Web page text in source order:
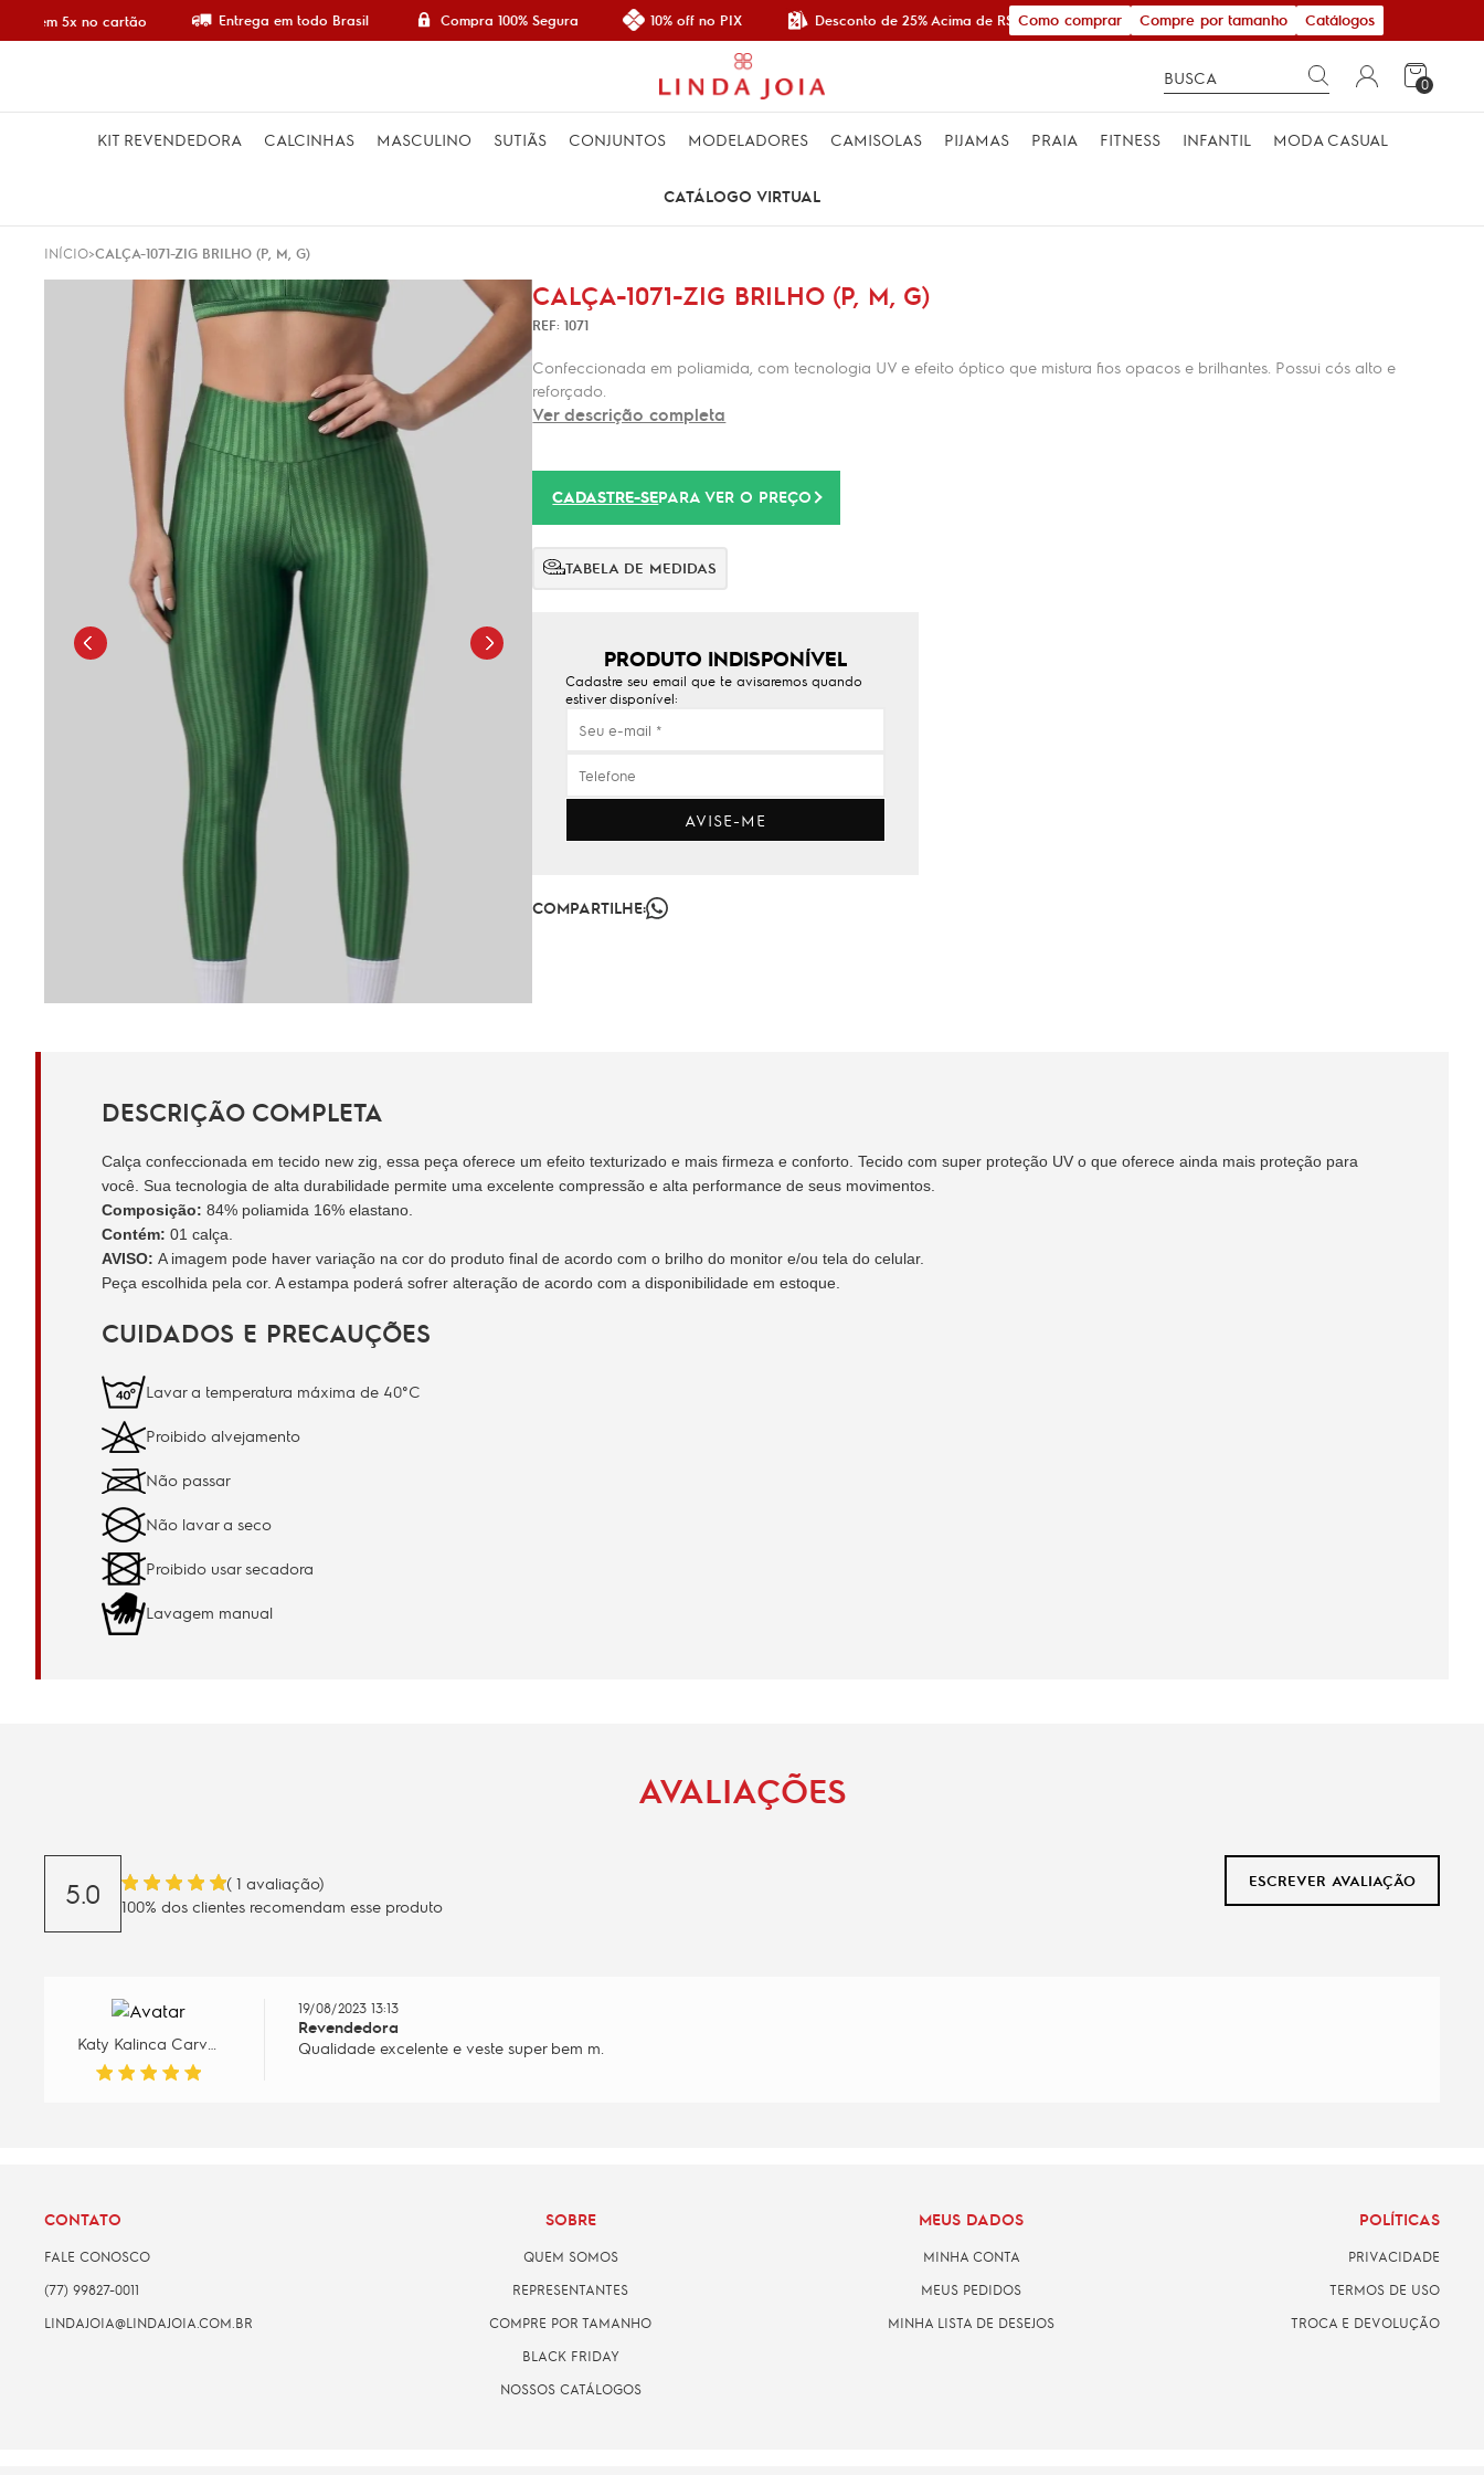
em 5x no cartão Entrega em todo Brasil Compra 100% Segura 10% off no PIX Desconto de 25% Acima de R$ 600,00Como comprar Compre por tamanho Catálogos
0
KIT REVENDEDORA CALCINHAS MASCULINO SUTIÃS CONJUNTOS MODELADORES CAMISOLAS PIJAMAS PRAIA FITNESS INFANTIL MODA CASUAL
CATÁLOGO VIRTUAL
INÍCIO CALÇA-1071-ZIG BRILHO (P, M, G)
CALÇA-1071-ZIG BRILHO (P, M, G)
REF: 1071
Confeccionada em poliamida, com tecnologia UV e efeito óptico que mistura fios opacos e brilhantes. Possui cós alto e
reforçado.
Ver descrição completa
CADASTRE-SEPARA VER O PREÇO
TABELA DE MEDIDAS
PRODUTO INDISPONÍVEL
Cadastre seu email que te avisaremos quando
estiver disponível:
AVISE-ME
COMPARTILHE:
DESCRIÇÃO COMPLETA
Calça confeccionada em tecido new zig, essa peça oferece um efeito texturizado e mais firmeza e conforto. Tecido com super proteção UV o que oferece ainda mais proteção para
você. Sua tecnologia de alta durabilidade permite uma excelente compressão e alta performance de seus movimentos.
Composição: 84% poliamida 16% elastano.
Contém: 01 calça.
AVISO: A imagem pode haver variação na cor do produto final de acordo com o brilho do monitor e/ou tela do celular.
Peça escolhida pela cor. A estampa poderá sofrer alteração de acordo com a disponibilidade em estoque.
CUIDADOS E PRECAUÇÕES
Lavar a temperatura máxima de 40°C
Proibido alvejamento
Não passar
Não lavar a seco
Proibido usar secadora
Lavagem manual
AVALIAÇÕES
5.0 ( 1 avaliação)
100% dos clientes recomendam esse produto
ESCREVER AVALIAÇÃO
19/08/2023 13:13
Revendedora
Qualidade excelente e veste super bem m.
CONTATO
FALE CONOSCO
(77) 99827-0011
LINDAJOIA@LINDAJOIA.COM.BR
SOBRE
QUEM SOMOS
REPRESENTANTES
COMPRE POR TAMANHO
BLACK FRIDAY
NOSSOS CATÁLOGOS
MEUS DADOS
MINHA CONTA
MEUS PEDIDOS
MINHA LISTA DE DESEJOS
POLÍTICAS
PRIVACIDADE
TERMOS DE USO
TROCA E DEVOLUÇÃO